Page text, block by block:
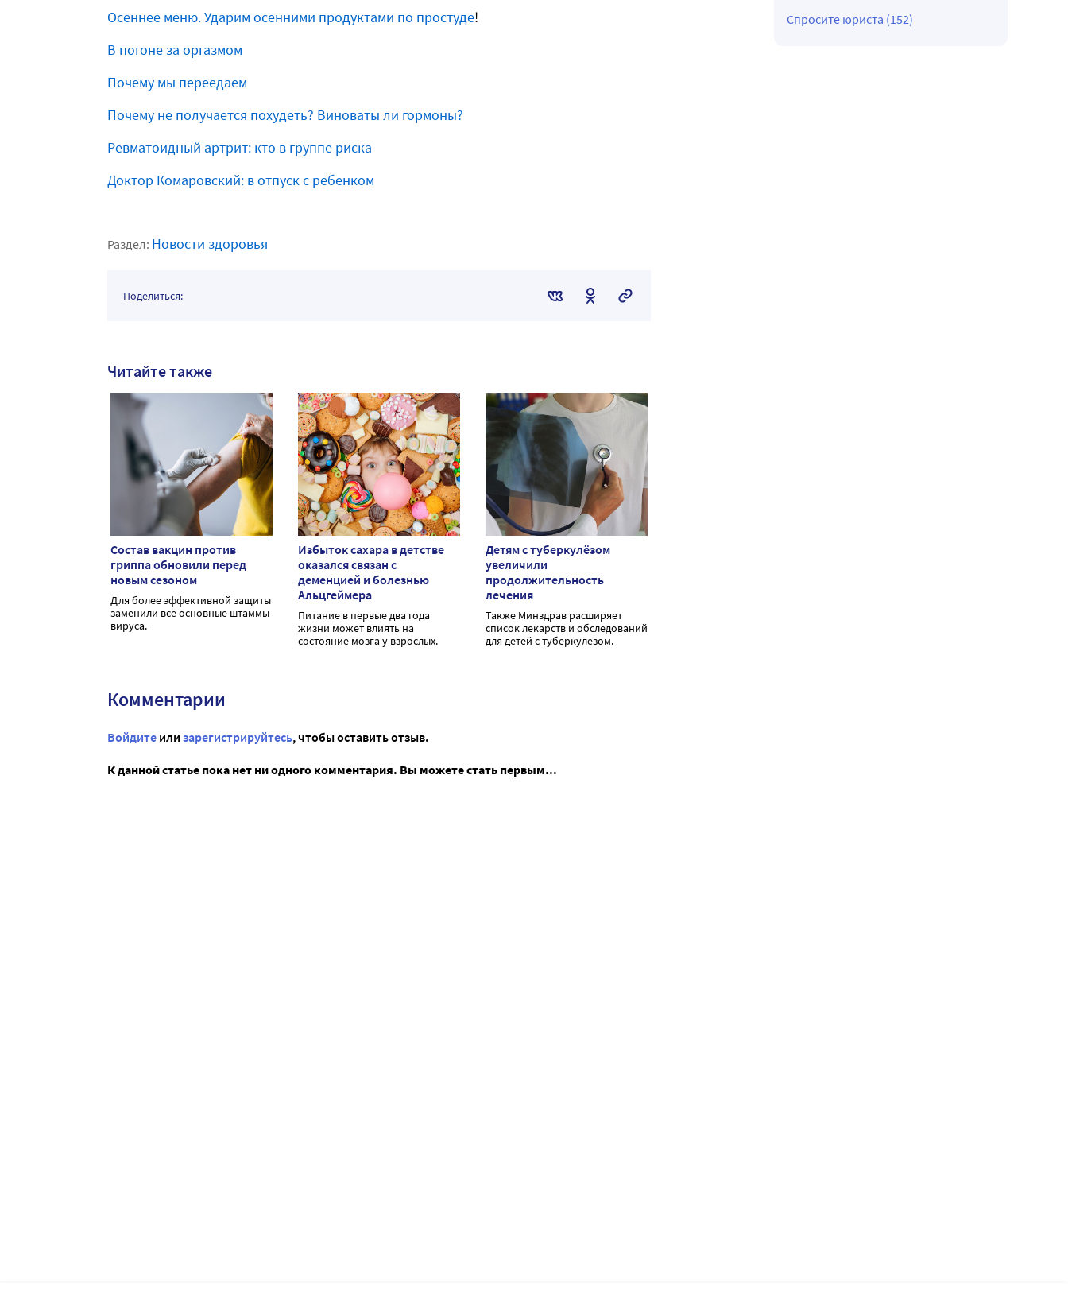
Осеннее меню. Ударим осенними продуктами по простуде!
В погоне за оргазмом
Почему мы переедаем
Почему не получается похудеть? Виноваты ли гормоны?
Ревматоидный артрит: кто в группе риска
Доктор Комаровский: в отпуск с ребенком
Раздел: Новости здоровья
Поделиться:
Читайте также
Состав вакцин против
гриппа обновили перед
новым сезоном
Для более эффективной защиты
заменили все основные штаммы
вируса.
Избыток сахара в детстве
оказался связан с
деменцией и болезнью
Альцгеймера
Питание в первые два года
жизни может влиять на
состояние мозга у взрослых.
Детям с туберкулёзом
увеличили
продолжительность
лечения
Также Минздрав расширяет
список лекарств и обследований
для детей с туберкулёзом.
Комментарии
Войдите или зарегистрируйтесь, чтобы оставить отзыв.
К данной статье пока нет ни одного комментария. Вы можете стать первым...
Спросите юриста (152)